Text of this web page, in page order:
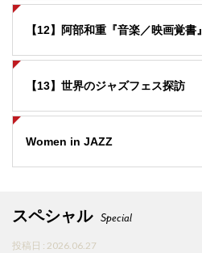
【12】阿部和重『音楽／映画覚書』
【13】世界のジャズフェス探訪
Women in JAZZ
スペシャル Special
投稿日 : 2026.06.27